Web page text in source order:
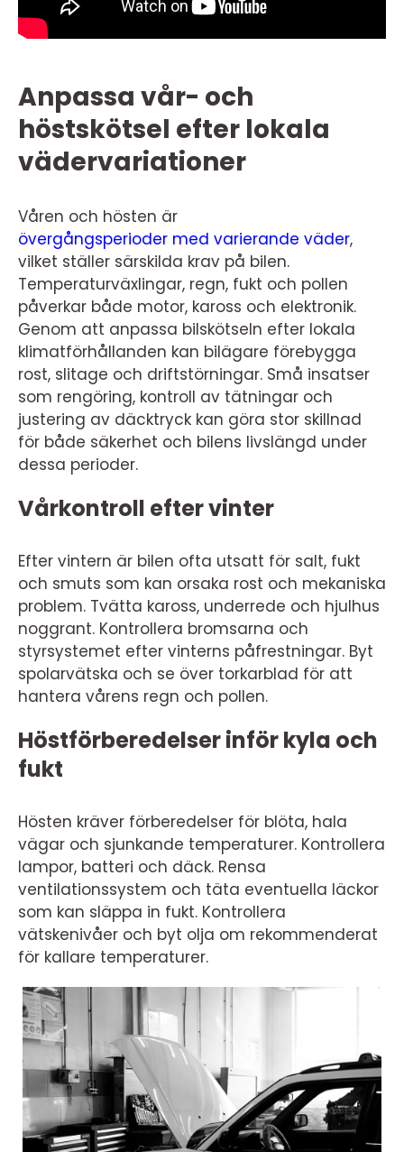
Anpassa vår- och
höstskötsel efter lokala
vädervariationer
Våren och hösten är
övergångsperioder med varierande väder,
vilket ställer särskilda krav på bilen.
Temperaturväxlingar, regn, fukt och pollen
påverkar både motor, kaross och elektronik.
Genom att anpassa bilskötseln efter lokala
klimatförhållanden kan bilägare förebygga
rost, slitage och driftstörningar. Små insatser
som rengöring, kontroll av tätningar och
justering av däcktryck kan göra stor skillnad
för både säkerhet och bilens livslängd under
dessa perioder.
Vårkontroll efter vinter
Efter vintern är bilen ofta utsatt för salt, fukt
och smuts som kan orsaka rost och mekaniska
problem. Tvätta kaross, underrede och hjulhus
noggrant. Kontrollera bromsarna och
styrsystemet efter vinterns påfrestningar. Byt
spolarvätska och se över torkarblad för att
hantera vårens regn och pollen.
Höstförberedelser inför kyla och
fukt
Hösten kräver förberedelser för blöta, hala
vägar och sjunkande temperaturer. Kontrollera
lampor, batteri och däck. Rensa
ventilationssystem och täta eventuella läckor
som kan släppa in fukt. Kontrollera
vätskenivåer och byt olja om rekommenderat
för kallare temperaturer.